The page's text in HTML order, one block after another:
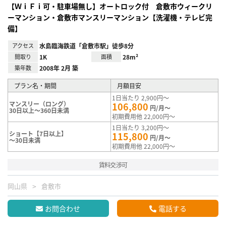
【ＷｉＦｉ可・駐車場無し】オートロック付 倉敷市ウィークリ
ーマンション・倉敷市マンスリーマンション【洗濯機・テレビ完
備】
アクセス 水島臨海鉄道「倉敷市駅」徒歩8分
間取り 1K 面積 28m²
築年数 2008年 2月 築
プラン名・期間 月額目安
マンスリー（ロング）
30日以上～360日未満
1日当たり 2,900円～
106,800 円/月～
初期費用他 22,000円～
ショート【7日以上】
～30日未満
1日当たり 3,200円～
115,800 円/月～
初期費用他 22,000円～
賃料交渉可
岡山県 倉敷市
お問合わせ 電話する